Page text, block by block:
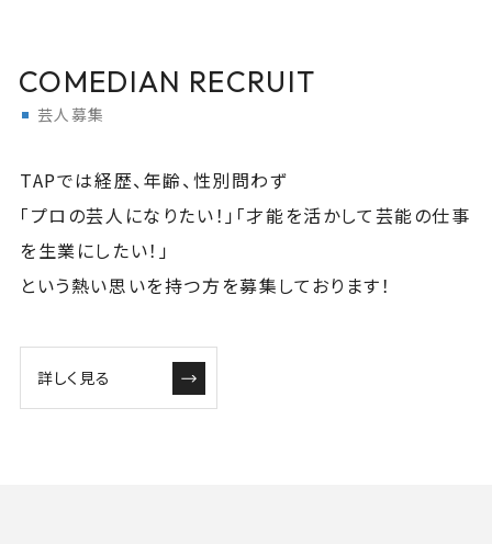
COMEDIAN RECRUIT
芸人募集
TAPでは経歴、年齢、性別問わず
「プロの芸人になりたい！」「才能を活かして芸能の仕事
を生業にしたい！」
という熱い思いを持つ方を募集しております！
詳しく見る